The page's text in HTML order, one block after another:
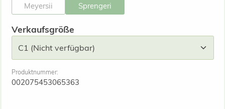
Meyersii
(Diese Option ist zurzeit nicht verfügbar.)
Sprengeri
(Diese Option ist zurzeit nicht verfügbar.)
Verkaufsgrößeauswählen
Produktnummer:
002075453065363